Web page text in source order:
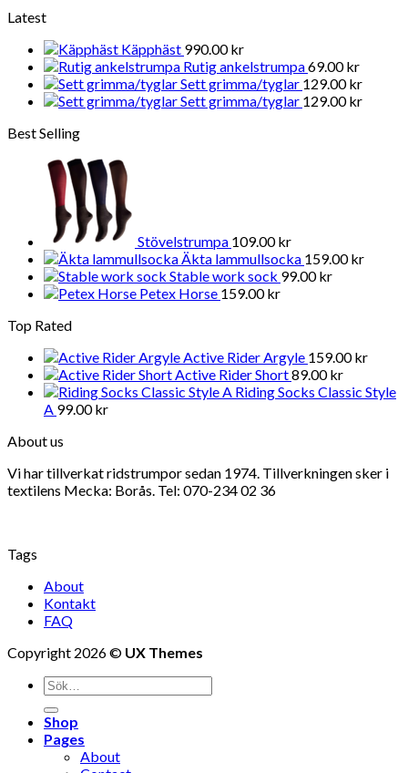
Latest
Käpphäst 990.00kr
Rutig ankelstrumpa69.00kr
Sett grimma/tyglar 129.00kr
Sett grimma/tyglar 129.00kr
Best Selling
Stövelstrumpa 109.00kr
Äkta lammullsocka 159.00kr
Stable work sock 99.00kr
Petex Horse 159.00kr
Top Rated
Active Rider Argyle 159.00kr
Active Rider Short89.00kr
Riding Socks Classic Style
A 99.00kr
About us
Vi har tillverkat ridstrumpor sedan 1974. Tillverkningen sker i
textilens Mecka: Borås. Tel: 070-234 02 36
Tags
About
Kontakt
FAQ
Copyright 2026 © UX Themes
Shop
Pages
About